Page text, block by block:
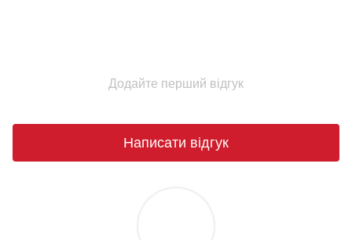
Додайте перший відгук
Написати відгук